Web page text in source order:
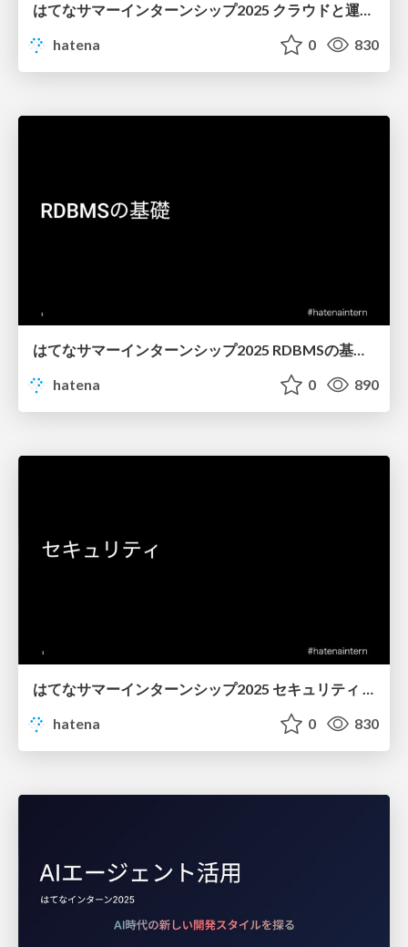
はてなサマーインターンシップ2025 クラウドと運用 講義資料
hatena
0 830
hatena
0 890
はてなサマーインターンシップ2025 セキュリティ 講義資料
hatena
0 830